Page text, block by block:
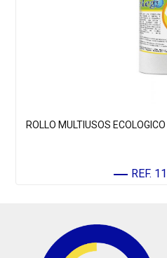
ROLLO MULTIUSOS
REF.